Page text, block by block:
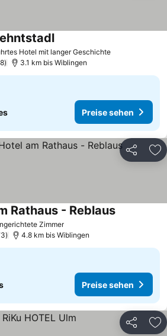
Hotel mit langer GeschichtePreise sehen
Preise sehen
3.1 km bis Wiblingen
Preise sehen
Teilen
ZimmerPreise sehen
Rathaus - ReblausPreise
4.8 km bis Wiblingen
Preise sehen
Teilen